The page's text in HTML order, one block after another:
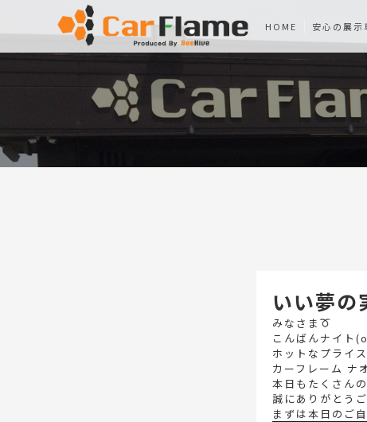
HOME 安心の展示
いい夢
みなさま
こんばんナイ
ホットなプライ
カーフレーム ナ
本日もたくさん
誠にありがとう
まずは本日のご